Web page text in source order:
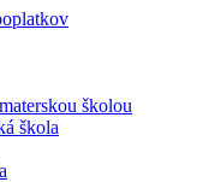
školou
škola